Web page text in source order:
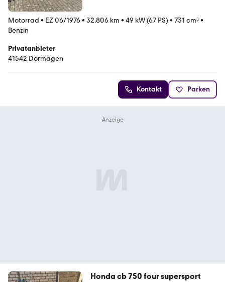
Motorrad • EZ 06/1976• 32.806 km • 49 kW (67 PS) • 731 cm³•
Benzin
Privatanbieter
41542 Dormagen
Kontakt Parken
Honda cb 750 four supersport